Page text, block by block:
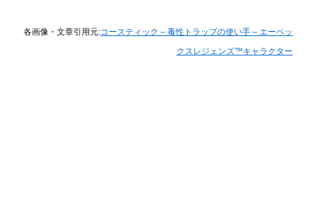
各画像・文章引用元:コースティック – 毒性トラップの使い手 – エーペッ
クスレジェンズ™キャラクター